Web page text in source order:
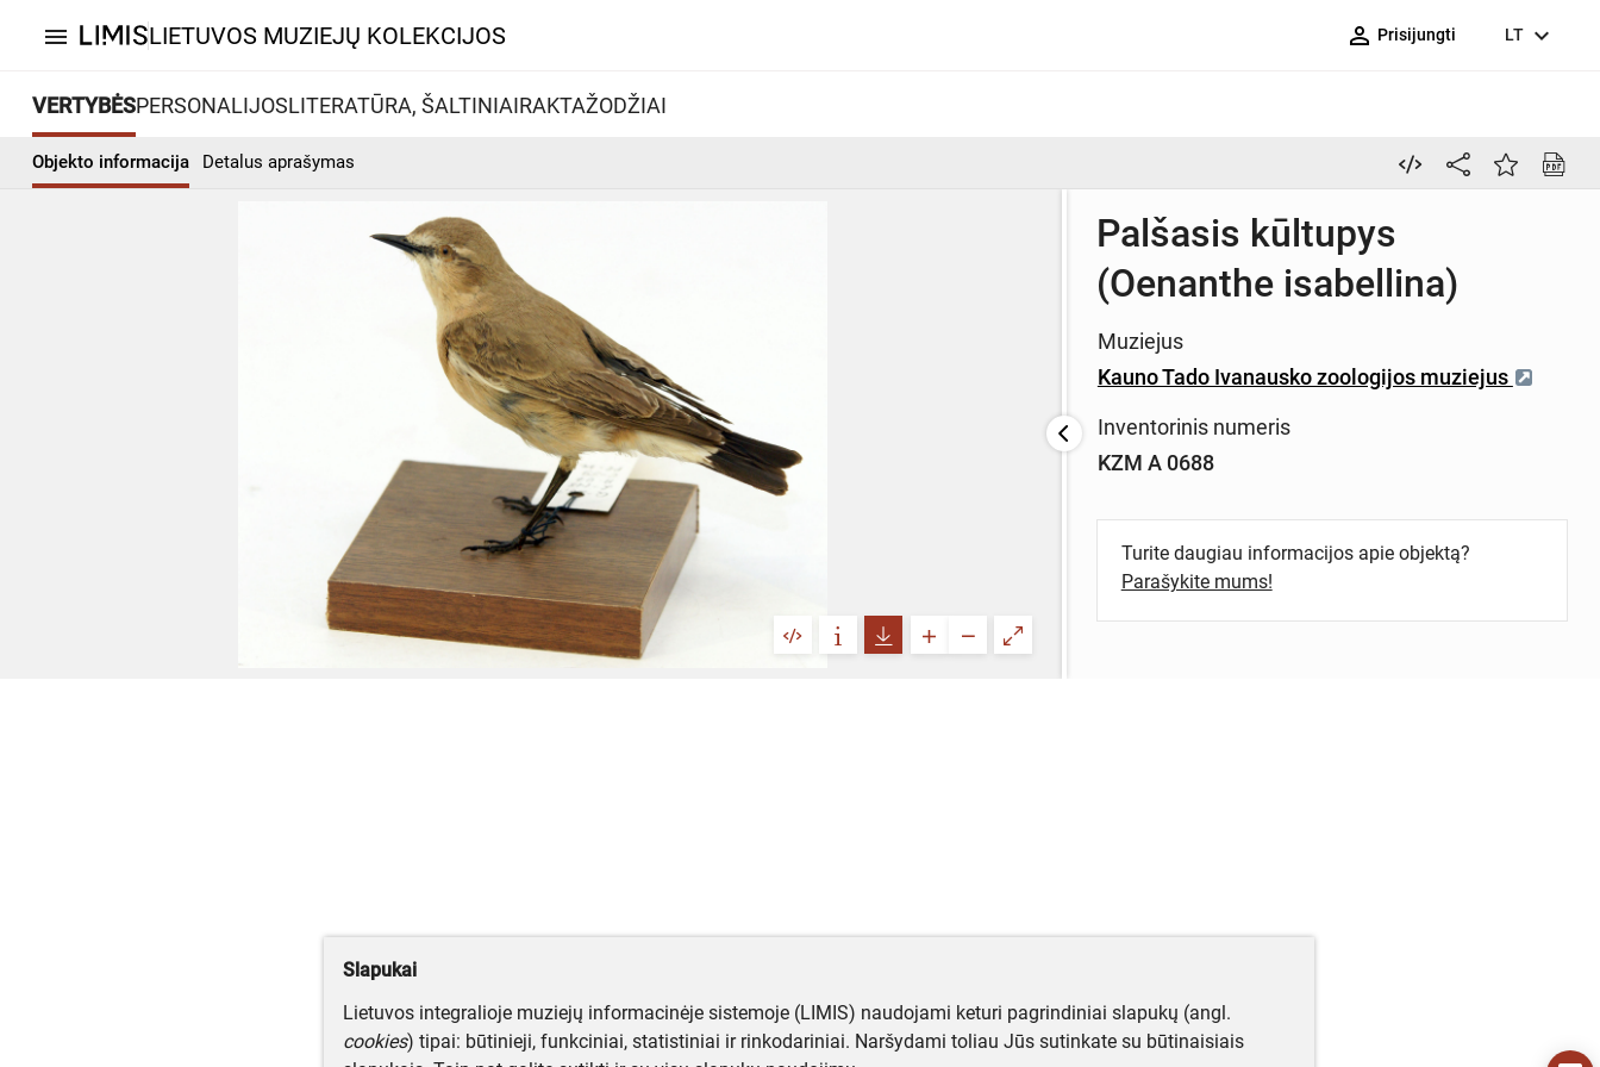
menu LIETUVOS MUZIEJŲ KOLEKCIJOS person_outline Prisijungti LT expand_more
VERTYBĖSPERSONALIJOSLITERATŪRA, ŠALTINIAIRAKTAŽODŽIAI
Objekto informacija Detalus aprašymas
Palšasis kūltupys
(Oenanthe isabellina)
Muziejus
Kauno Tado Ivanausko zoologijos muziejus
Inventorinis numeris
KZM A 0688
Turite daugiau informacijos apie objektą?
Parašykite mums!
Slapukai
Lietuvos integralioje muziejų informacinėje sistemoje (LIMIS) naudojami keturi pagrindiniai slapukų (angl.
cookies) tipai: būtinieji, funkciniai, statistiniai ir rinkodariniai. Naršydami toliau Jūs sutinkate su būtinaisiais